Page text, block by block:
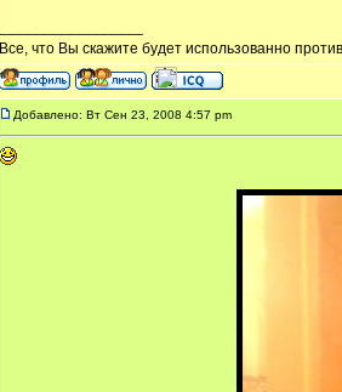
Все, что Вы скажите будет использованно
Добавлено: Вт Сен 23, 2008 4:57 pm